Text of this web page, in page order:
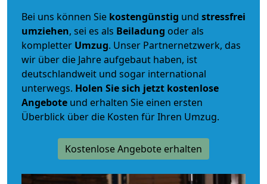
Bei uns können Sie kostengünstig und stressfrei
umziehen, sei es als Beiladung oder als
kompletter Umzug. Unser Partnernetzwerk, das
wir über die Jahre aufgebaut haben, ist
deutschlandweit und sogar international
unterwegs. Holen Sie sich jetzt kostenlose
Angebote und erhalten Sie einen ersten
Überblick über die Kosten für Ihren Umzug.
Kostenlose Angebote erhalten